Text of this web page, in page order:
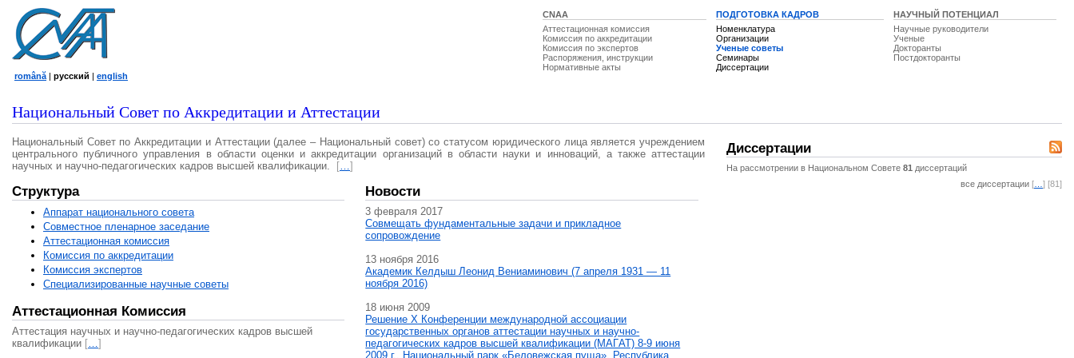
CNAA
Аттестационная комиссия
Комиссия по аккредитации
Комиссия по экспертов
Распоряжения, инструкции
Нормативные акты
ПОДГОТОВКА КАДРОВ
Номенклатура
Организации
Ученые советы
Семинары
Диссертации
НАУЧНЫЙ ПОТЕНЦИАЛ
Научные руководители
Ученые
Докторанты
Постдокторанты
română | русский | english
Национальный Совет по Аккредитации и Аттестации
Национальный Совет по Аккредитации и Аттестации (далее – Национальный совет) со статусом юридического лица является учреждением
центрального публичного управления в области оценки и аккредитации организаций в области науки и инноваций, а также аттестации
научных и научно-педагогических кадров высшей квалификации.
[…]
Структура
Аппарат национального совета
Совместное пленарное заседание
Аттестационная комисcия
Комиссия по аккредитации
Комиссия экспертов
Специализированные научные советы
Аттестационная Комиссия
Аттестация научных и научно-педагогических кадров высшей
квалификации […]
Новости
3 февраля 2017
Совмещать фундаментальные задачи и прикладное
сопровождение
13 ноября 2016
Академик Келдыш Леонид Вениаминович (7 апреля 1931 — 11
ноября 2016)
18 июня 2009
Решение X Конференции международной ассоциации
государственных органов аттестации научных и научно-
педагогических кадров высшей квалификации (МАГAT) 8-9 июня
2009 г., Национальный парк «Беловежская пуща», Республика
Диссертации
На рассмотрении в Национальном Совете 81 диссертаций
все диссертации [ ] [81]